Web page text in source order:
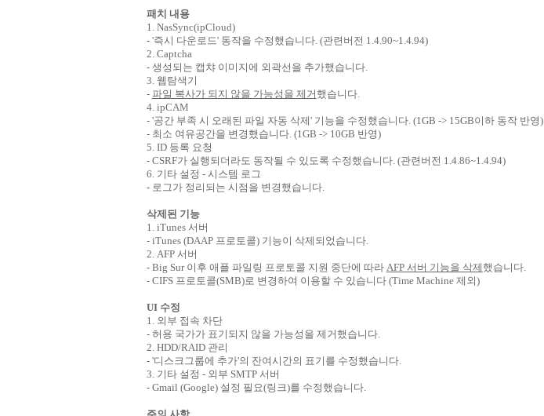
패치 내용
1. NasSync(ipCloud)
- '즉시 다운로드' 동작을 수정했습니다. (관련버전 1.4.90~1.4.94)
2. Captcha
- 생성되는 캡챠 이미지에 외곽선을 추가했습니다.
3. 웹탐색기
- 파일 복사가 되지 않을 가능성을 제거했습니다.
4. ipCAM
- '공간 부족 시 오래된 파일 자동 삭제' 기능을 수정했습니다. (1GB -> 15GB이하 동작 반영)
- 최소 여유공간을 변경했습니다. (1GB -> 10GB 반영)
5. ID 등록 요청
- CSRF가 실행되더라도 동작될 수 있도록 수정했습니다. (관련버전 1.4.86~1.4.94)
6. 기타 설정 - 시스템 로그
- 로그가 정리되는 시점을 변경했습니다.
삭제된 기능
1. iTunes 서버
- iTunes (DAAP 프로토콜) 기능이 삭제되었습니다.
2. AFP 서버
- Big Sur 이후 애플 파일링 프로토콜 지원 중단에 따라 AFP 서버 기능을 삭제했습니다.
- CIFS 프로토콜(SMB)로 변경하여 이용할 수 있습니다 (Time Machine 제외)
UI 수정
1. 외부 접속 차단
- 허용 국가가 표기되지 않을 가능성을 제거했습니다.
2. HDD/RAID 관리
- '디스크그룹에 추가'의 잔여시간의 표기를 수정했습니다.
3. 기타 설정 - 외부 SMTP 서버
- Gmail (Google) 설정 필요(링크)를 수정했습니다.